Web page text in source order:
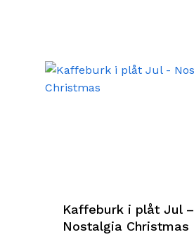
Kaffeburk i plåt Jul –
Nostalgia Christmas